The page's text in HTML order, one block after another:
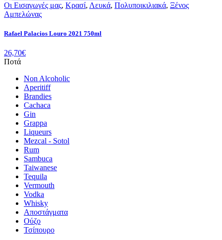
Οι Εισαγωγές μας, Κρασί, Λευκά, Πολυποικιλιακά, Ξένος
Αμπελώνας
Rafael Palacios Louro 2021 750ml
26,70€
Ποτά
Non Alcoholic
Aperitiff
Brandies
Cachaca
Gin
Grappa
Liqueurs
Mezcal - Sotol
Rum
Sambuca
Taiwanese
Tequila
Vermouth
Vodka
Whisky
Αποστάγματα
Ούζο
Τσίπουρο